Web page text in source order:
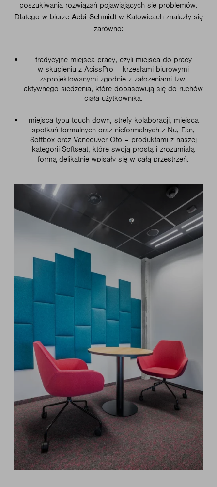
poszukiwania rozwiązań pojawiających się problemów.
Dlatego w biurze Aebi Schmidtw Katowicach znalazły się
zarówno:
tradycyjne miejsca pracy, czyli miejsca do pracy
w skupieniu z AcissPro – krzesłami biurowymi
zaprojektowanymi zgodnie z założeniami tzw.
aktywnego siedzenia, które dopasowują się do ruchów
ciała użytkownika.
miejsca typu touch down, strefy kolaboracji, miejsca
spotkań formalnych oraz nieformalnych z Nu, Fan,
Softbox oraz Vancouver Oto – produktami z naszej
kategorii Softseat, które swoją prostą i zrozumiałą
formą delikatnie wpisały się w całą przestrzeń.